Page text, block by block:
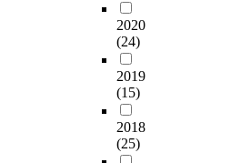
2020
(24)
2019
(15)
2018
(25)